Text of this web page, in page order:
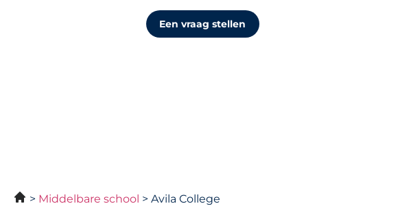
Een vraag stellen
Middelbare school Avila College